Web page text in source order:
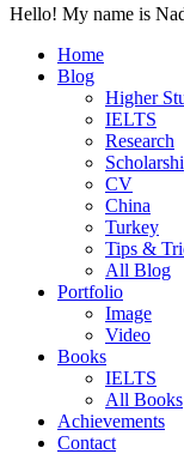
Hello! My name is
Home
Blog
Higher
IELTS
Research
CV
China
Turkey
Tips &
All Blog
Portfolio
Image
Video
Books
IELTS
All Books
Achievements
Contact